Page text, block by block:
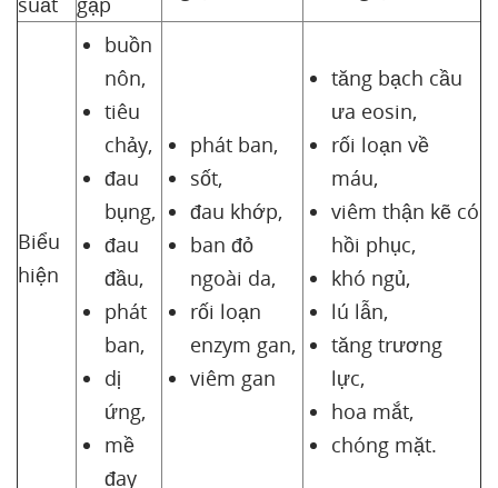
Biểu
hiện
buồn
nôn,
tiêu
chảy,
đau
bụng,
đau
đầu,
phát
ban,
dị
ứng,
mề
đay
phát ban,
sốt,
đau khớp,
ban đỏ
ngoài da,
rối loạn
enzym gan,
viêm gan
tăng bạch cầu
ưa eosin,
rối loạn về
máu,
viêm thận kẽ có
hồi phục,
khó ngủ,
lú lẫn,
tăng trương
lực,
hoa mắt,
chóng mặt.